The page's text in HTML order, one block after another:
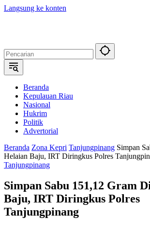
Langsung ke konten
Beranda
Kepulauan Riau
Nasional
Hukrim
Politik
Advertorial
Beranda Zona Kepri Tanjungpinang Simpan
Helaian Baju, IRT Diringkus Polres
Tanjungpinang
Simpan Sabu 151,12 Gram
Baju, IRT Diringkus Polres
Tanjungpinang